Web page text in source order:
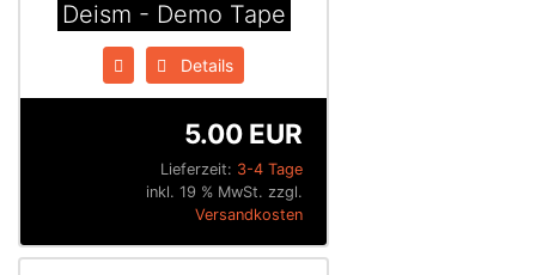
Deism - Demo Tape
Details
Lieferzeit: 3-4 Tage
5.00 EUR
inkl. 19 % MwSt. zzgl.
Versandkosten